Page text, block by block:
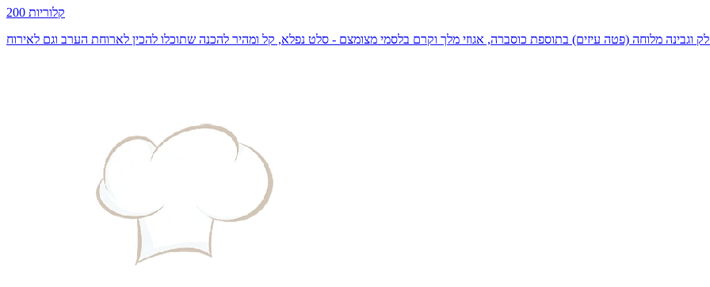
200 קלוריות
וגבינה מלוחה (פטה עיזים) בתוספת כוסברה, אגוזי מלך וקרם בלסמי מצומצם - סלט נפלא, קל ומהיר להכנה שתוכלו להכין לארוחת הערב וגם לאירוח